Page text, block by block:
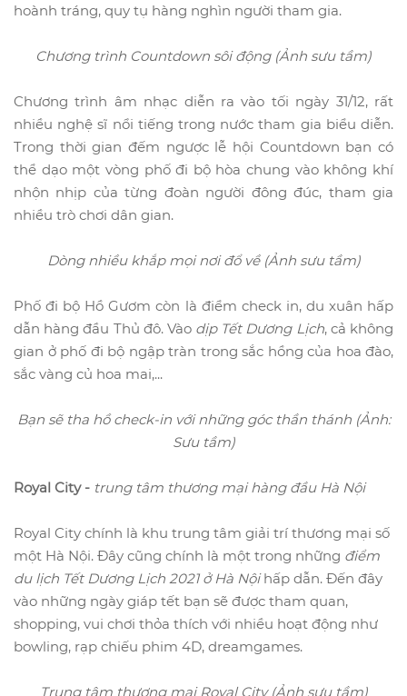
hoành tráng, quy tụ hàng nghìn người tham gia.
Chương trình Countdown sôi động (Ảnh sưu tầm)
Chương trình âm nhạc diễn ra vào tối ngày 31/12, rất
nhiều nghệ sĩ nổi tiếng trong nước tham gia biểu diễn.
Trong thời gian đếm ngược lễ hội Countdown bạn có
thể dạo một vòng phố đi bộ hòa chung vào không khí
nhộn nhịp của từng đoàn người đông đúc, tham gia
nhiều trò chơi dân gian.
Dòng nhiều khắp mọi nơi đổ về (Ảnh sưu tầm)
Phố đi bộ Hồ Gươm còn là điểm check in, du xuân hấp
dẫn hàng đầu Thủ đô. Vào dịp Tết Dương Lịch, cả không
gian ở phố đi bộ ngập tràn trong sắc hồng của hoa đào,
sắc vàng củ hoa mai,...
Bạn sẽ tha hồ check-in với những góc thần thánh (Ảnh:
Sưu tầm)
Royal City - trung tâm thương mại hàng đầu Hà Nội
Royal City chính là khu trung tâm giải trí thương mại số
một Hà Nội. Đây cũng chính là một trong những điểm
du lịch Tết Dương Lịch 2021 ở Hà Nộihấp dẫn. Đến đây
vào những ngày giáp tết bạn sẽ được tham quan,
shopping, vui chơi thỏa thích với nhiều hoạt động như
bowling, rạp chiếu phim 4D, dreamgames.
Trung tâm thương mại Royal City (Ảnh sưu tầm)